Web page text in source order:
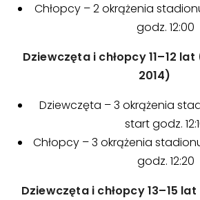
Chłopcy – 2 okrążenia
godz. 12:00
Dziewczęta i chłopcy 11–12
2014)
Dziewczęta – 3 okrążenia
start godz.
Chłopcy – 3 okrążenia
godz. 12:20
Dziewczęta i chłopcy 13–15